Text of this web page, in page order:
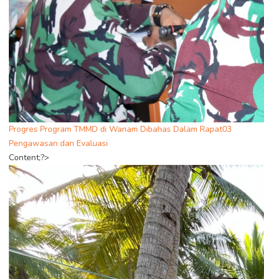
Progres Program TMMD di Wanam Dibahas Dalam Rapat03
Pengawasan dan Evaluasi
Content;?>